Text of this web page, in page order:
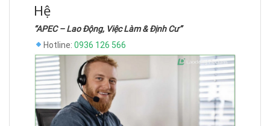
Hệ
“APEC – Lao Động, Việc Làm & Định Cư”
Hotline: 0936 126 566